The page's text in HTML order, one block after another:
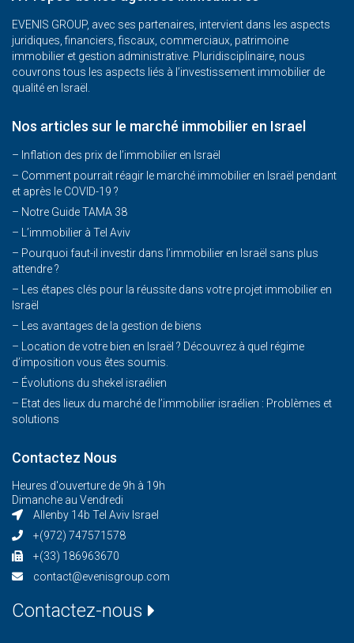
EVENIS GROUP, avec ses partenaires, intervient dans les aspects
juridiques, financiers, fiscaux, commerciaux, patrimoine
immobilier et gestion administrative. Pluridisciplinaire, nous
couvrons tous les aspects liés à l’investissement immobilier de
qualité en Israël.
Nos articles sur le marché immobilier en Israel
– Inflation des prix de l’immobilier en Israël
– Comment pourrait réagir le marché immobilier en Israël pendant
et après le COVID-19 ?
– Notre Guide TAMA 38
–
L’immobilier à Tel Aviv
– Pourquoi faut-il investir dans l’immobilier en Israël sans plus
attendre ?
– Les étapes clés pour la réussite dans votre projet immobilier en
Israël
– Les avantages de la gestion de biens
– Location de votre bien en Israël ? Découvrez à quel régime
d’imposition vous êtes soumis.
– Évolutions du shekel israélien
– Etat des lieux du marché de l’immobilier israélien : Problèmes et
solutions
Contactez Nous
Heures d'ouverture de 9h à 19h
Dimanche au Vendredi
Allenby 14b Tel Aviv Israel
+(972) 747571578
+(33) 186963670
contact@evenisgroup.com
Contactez-nous